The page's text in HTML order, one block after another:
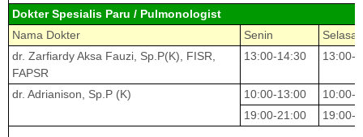
Dokter Spesialis Paru / Pulmonologist
Nama Dokter
Senin
Selasa
dr. Zarfiardy Aksa Fauzi, Sp.P(K), FISR,
FAPSR
13:00-14:30 13:00-
dr. Adrianison, Sp.P (K) 10:00-13:00
10:00-
19:00-21:00
19:00-